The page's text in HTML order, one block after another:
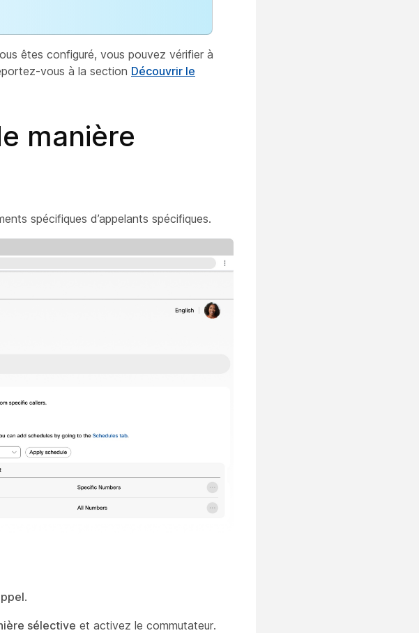
êtes configuré, vous pouvez vérifier à
vous à la section Découvrir le
manière
spécifiques d’appelants spécifiques.
.
sélective et activez le commutateur.